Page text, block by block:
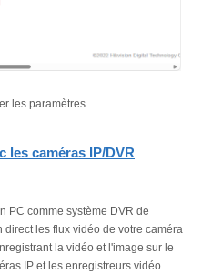
les paramètres.
les caméras IP/DVR
PC comme système DVR de
les flux vidéo de votre caméra
la vidéo et l'image sur le
IP et les enregistreurs vidéo